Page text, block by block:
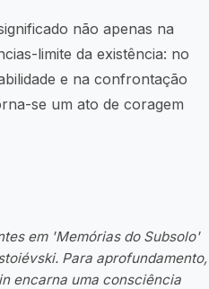
não apenas na
limite da existência: no
e na confrontação
se um ato de coragem
em 'Memórias do Subsolo'
Para aprofundamento,
encarna uma consciência